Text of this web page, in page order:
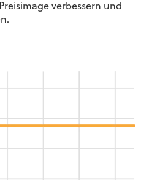
verbessern und